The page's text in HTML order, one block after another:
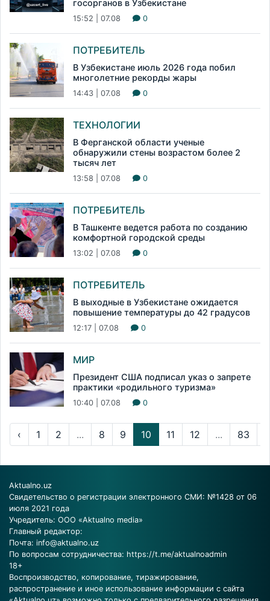
госорганов в Узбекистане
15:52 | 07.08 0
ПОТРЕБИТЕЛЬ
В Узбекистане июль 2026 года побил
многолетние рекорды жары
14:43 | 07.08 0
ТЕХНОЛОГИИ
В Ферганской области ученые
обнаружили стены возрастом более 2
тысяч лет
13:58 | 07.08 0
ПОТРЕБИТЕЛЬ
В Ташкенте ведется работа по созданию
комфортной городской среды
13:02 | 07.08 0
ПОТРЕБИТЕЛЬ
В выходные в Узбекистане ожидается
повышение температуры до 42 градусов
12:17 | 07.08 0
МИР
Президент США подписал указ о запрете
практики «родильного туризма»
10:40 | 07.08 0
‹ 1 2 ... 8 9 10 11 12 ... 83
Aktualno.uz
Свидетельство о регистрации электронного СМИ: №1428 от 06
июля 2021 года
Учредитель: ООО «Aktualno media»
Главный редактор:
Почта: info@aktualno.uz
По вопросам сотрудничества: https://t.me/aktualnoadmin
18+
Воспроизводство, копирование, тиражирование,
распространение и иное использование информации с сайта